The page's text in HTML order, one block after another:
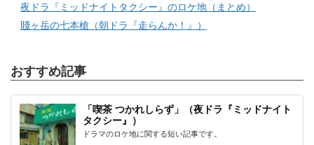
夜ドラ『ミッドナイトタクシー』のロケ地（まとめ）
賤ヶ岳の七本槍（朝ドラ『走らんか！』）
おすすめ記事
「喫茶 つかれしらず」（夜ドラ『ミッドナイト
タクシー』）
ドラマのロケ地に関する短い記事です。